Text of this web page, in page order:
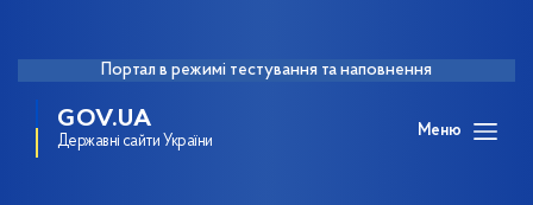
Портал в режимі тестування та наповнення
GOV.UA
Державні сайти України
Меню